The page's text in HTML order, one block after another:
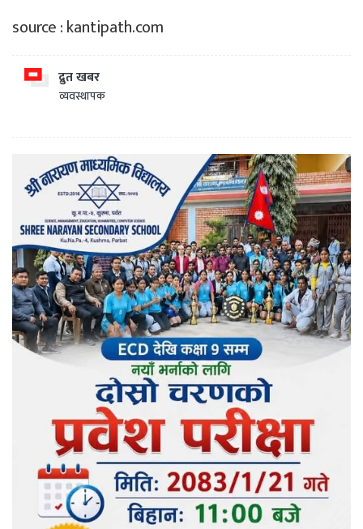
source : kantipath.com
द्रुत खबर
व्यवस्थापक